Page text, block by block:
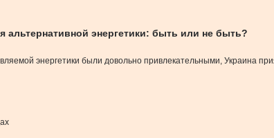
альтернативной энергетики: быть или не быть?
энергетики были довольно привлекательными, Украина